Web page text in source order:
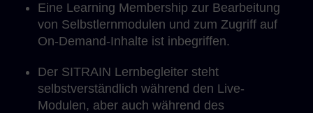
Eine Learning Membership zur Bearbeitung
von Selbstlernmodulen und zum Zugriff auf
On-Demand-Inhalte ist inbegriffen.
Der SITRAIN Lernbegleiter steht
selbstverständlich während den Live-
Modulen, aber auch während des